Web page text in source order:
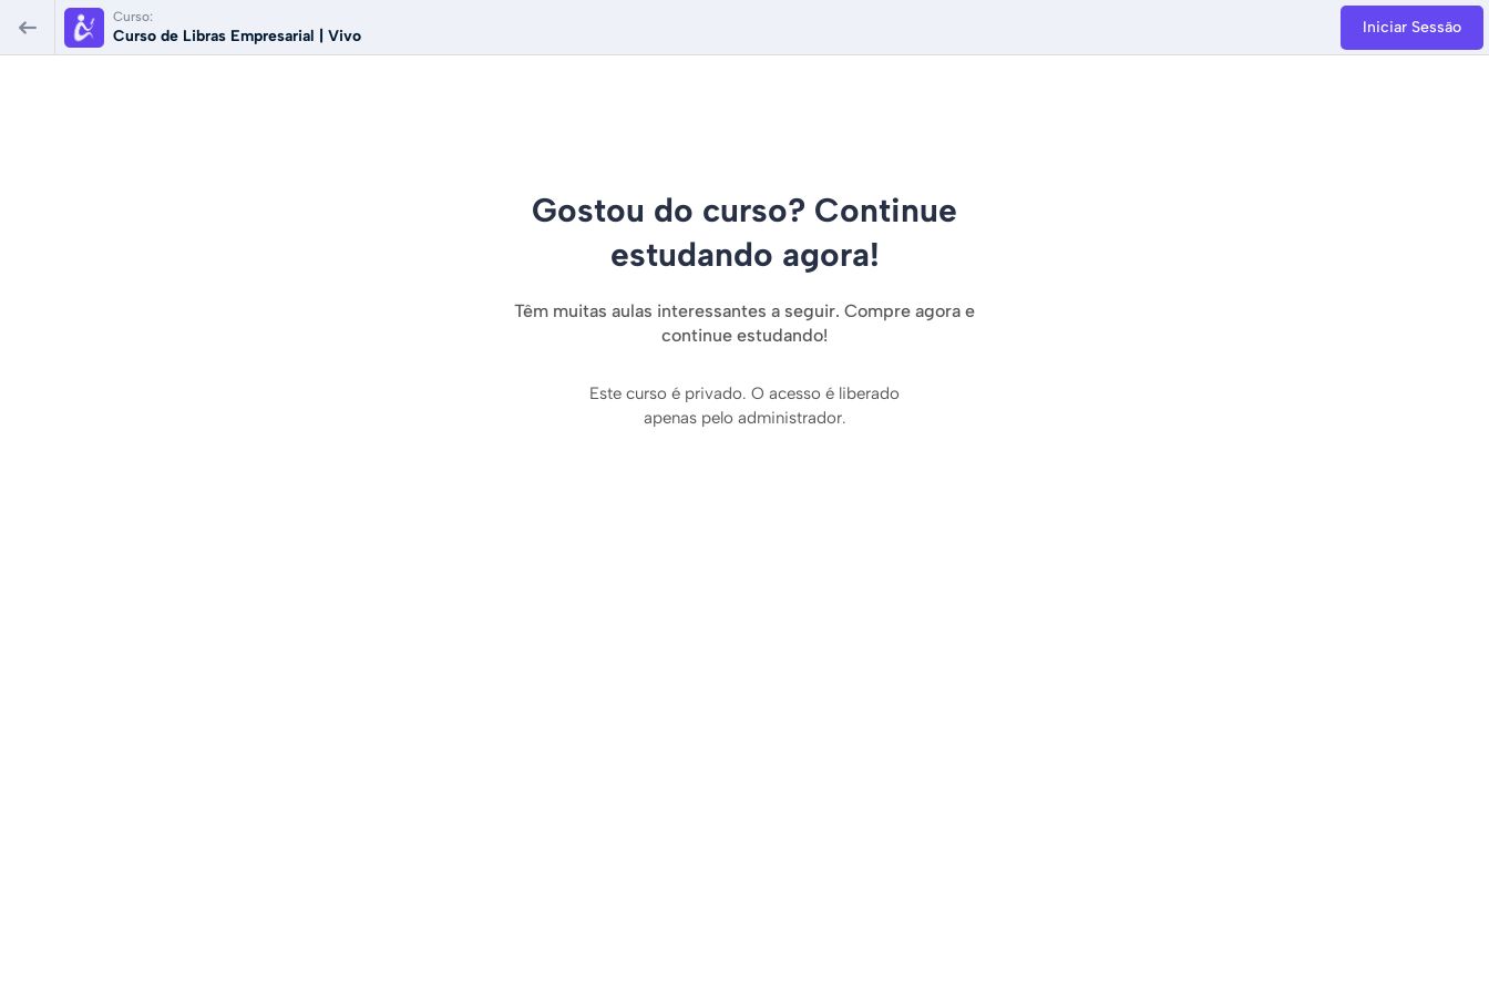
Curso:
Curso de Libras Empresarial | Vivo Iniciar Sessão
Gostou do curso? Continue
estudando agora!
Têm muitas aulas interessantes a seguir. Compre agora e
continue estudando!
Este curso é privado. O acesso é liberado
apenas pelo administrador.